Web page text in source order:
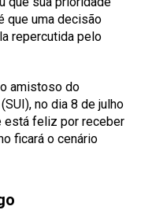
que uma decisão
repercutida pelo
amistoso do
no dia 8 de julho
está feliz por receber
ficará o cenário